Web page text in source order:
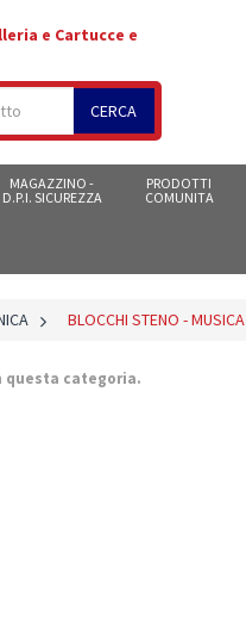
e Cartucce e
CERCA
MAGAZZINO -
D.P.I. SICUREZZA
PRODOTTI
COMUNITA
> BLOCCHI STENO - MUSICA
questa categoria.